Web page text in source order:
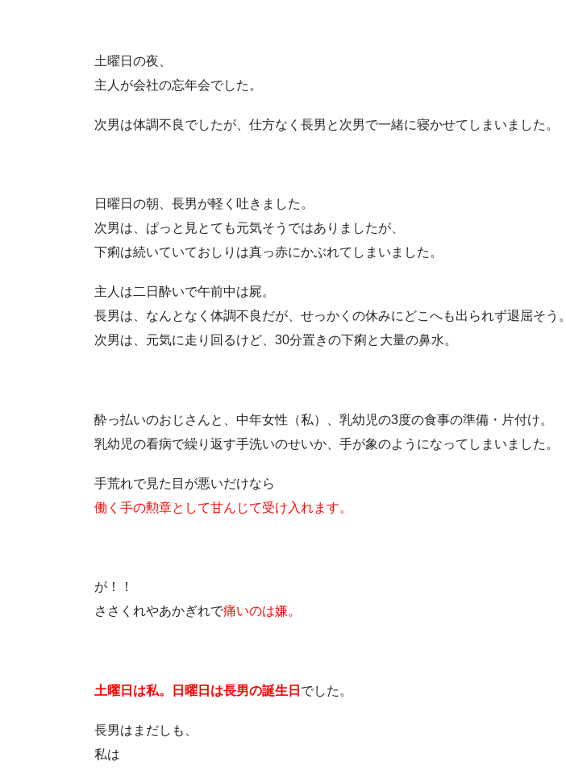
土曜日の夜、
主人が会社の忘年会でした。
次男は体調不良でしたが、仕方なく長男と次男で一緒に寝かせてしまいました。
日曜日の朝、長男が軽く吐きました。
次男は、ぱっと見とても元気そうではありましたが、
下痢は続いていておしりは真っ赤にかぶれてしまいました。
主人は二日酔いで午前中は屍。
長男は、なんとなく体調不良だが、せっかくの休みにどこへも出られず退屈そう。
次男は、元気に走り回るけど、30分置きの下痢と大量の鼻水。
酔っ払いのおじさんと、中年女性（私）、乳幼児の3度の食事の準備・片付け。
乳幼児の看病で繰り返す手洗いのせいか、手が象のようになってしまいました。
手荒れで見た目が悪いだけなら
働く手の勲章として甘んじて受け入れます。
が！！
ささくれやあかぎれで痛いのは嫌。
土曜日は私。日曜日は長男の誕生日 でした。
長男はまだしも、
私は